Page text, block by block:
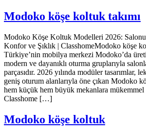
Modoko köşe koltuk takımı
Modoko Köşe Koltuk Modelleri 2026:
Konfor ve Şıklık | ClasshomeModoko köşe
Türkiye’nin mobilya merkezi Modoko’da
modern ve dayanıklı oturma gruplarıyla
parçasıdır. 2026 yılında modüler tasarımlar,
geniş oturum alanlarıyla öne çıkan Modoko
hem küçük hem büyük mekanlara mükemmel
Classhome […]
Modoko köşe koltuk